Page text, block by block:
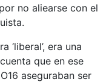
no aliearse con el
‘liberal’, era una
que en ese
aseguraban ser